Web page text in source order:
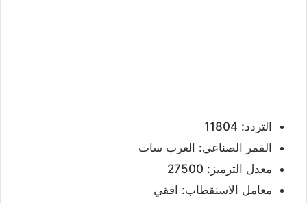
التردد: 11804
القمر الصناعي: العرب سات
معدل الترميز: 27500
معامل الاستقطاب: افقي